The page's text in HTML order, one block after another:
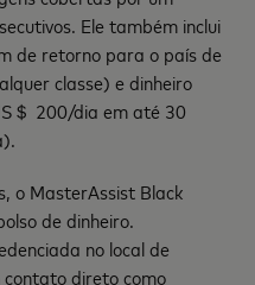
Ele também inclui
de retorno para o país de
classe) e dinheiro
＄ 200/dia em até 30
o MasterAssist Black
de dinheiro.
no local de
direto como